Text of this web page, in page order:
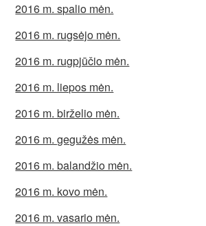
2016 m. spalio mėn.
2016 m. rugsėjo mėn.
2016 m. rugpjūčio mėn.
2016 m. liepos mėn.
2016 m. birželio mėn.
2016 m. gegužės mėn.
2016 m. balandžio mėn.
2016 m. kovo mėn.
2016 m. vasario mėn.